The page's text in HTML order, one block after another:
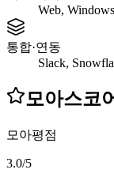
Web,
통합·연동
Slack,
모아스코
모아평점
3.0/5